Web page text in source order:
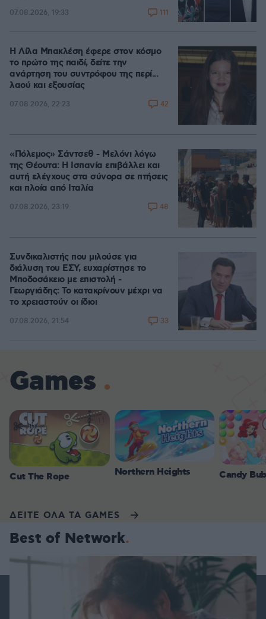
07.08.2026, 19:33 111
Η Λίλα Μπακλέση έφερε στον κόσμο
το πρώτο της παιδί, δείτε την
ανάρτηση του συντρόφου της περί...
λαού και εξουσίας
07.08.2026, 22:23 42
«Πόλεμος» Σάντσεθ - Μελόνι λόγω
της Θέουτα: Η Ισπανία επιβάλλει και
αυτή ελέγχους στα σύνορα σε πτήσεις
και πλοία από Ιταλία
07.08.2026, 23:19 48
Συνδικαλιστής που μιλούσε για
διάλυση του ΕΣΥ, ευχαρίστησε το
Μποδοσάκειο με επιστολή -
Γεωργιάδης: Το κατακρίνουν μέχρι να
το χρειαστούν οι ίδιοι
07.08.2026, 21:54 33
Games
Cut The Rope Northern Heights Candy
ΔΕΙΤΕ ΟΛΑ ΤΑ GAMES
Best of Network